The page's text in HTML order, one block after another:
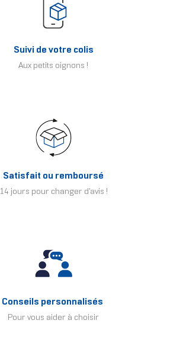
Suivi de votre colis
Aux petits oignons !
Satisfait ou remboursé
14 jours pour changer d'avis !
Conseils personnalisés
Pour vous aider à choisir